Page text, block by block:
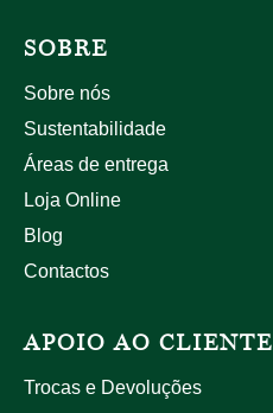
SOBRE
Sobre nós
Sustentabilidade
Áreas de entrega
Loja Online
Blog
Contactos
APOIO AO CLIENTE
Trocas e Devoluções